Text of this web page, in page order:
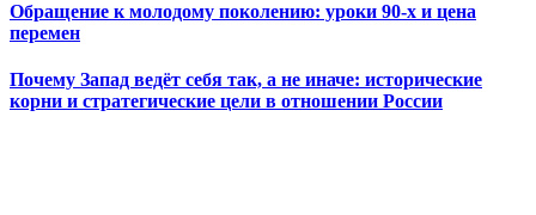
Обращение к молодому поколению: уроки 90-х и цена
перемен
Почему Запад ведёт себя так, а не иначе: исторические
корни и стратегические цели в отношении России